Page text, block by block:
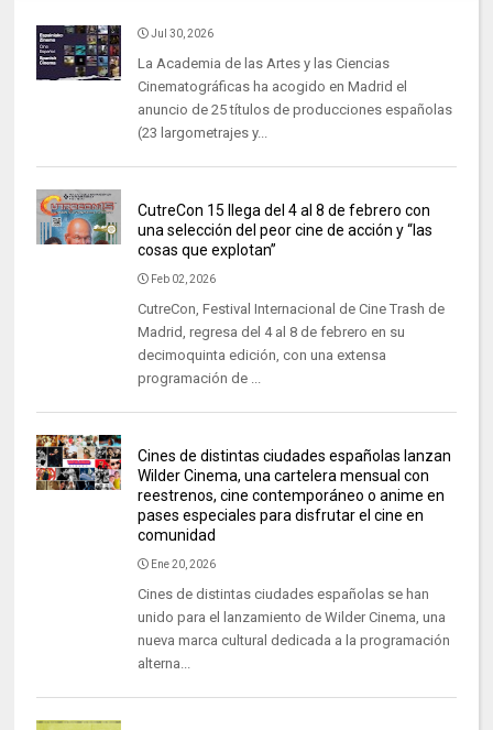
Jul 30, 2026
La Academia de las Artes y las Ciencias
Cinematográficas ha acogido en Madrid el
anuncio de 25 títulos de producciones españolas
(23 largometrajes y...
CutreCon 15 llega del 4 al 8 de febrero con
una selección del peor cine de acción y “las
cosas que explotan”
Feb 02, 2026
CutreCon, Festival Internacional de Cine Trash de
Madrid, regresa del 4 al 8 de febrero en su
decimoquinta edición, con una extensa
programación de ...
Cines de distintas ciudades españolas lanzan
Wilder Cinema, una cartelera mensual con
reestrenos, cine contemporáneo o anime en
pases especiales para disfrutar el cine en
comunidad
Ene 20, 2026
Cines de distintas ciudades españolas se han
unido para el lanzamiento de Wilder Cinema, una
nueva marca cultural dedicada a la programación
alterna...